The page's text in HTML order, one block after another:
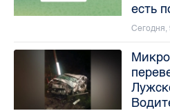
есть
Сегодня,